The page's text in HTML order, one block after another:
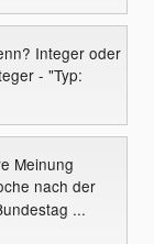
Integer oder
- "Typ:
Meinung
nach der
...